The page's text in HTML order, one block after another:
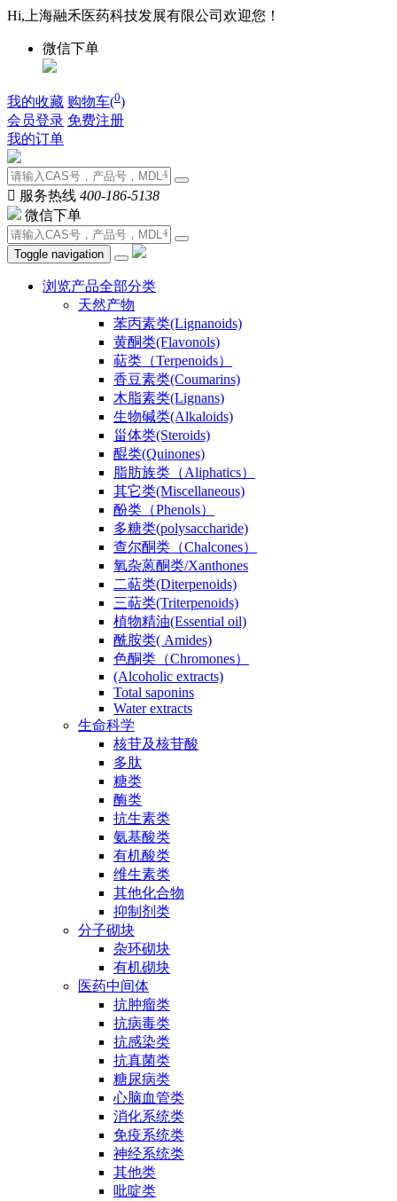
Hi,上海融禾医药科技发展有限公司欢迎您！
微信下单
我的收藏 购物车(0)
会员登录 免费注册
我的订单
 服务热线 400-186-5138
微信下单
Toggle navigation
浏览产品全部分类
天然产物
苯丙素类(Lignanoids)
黄酮类(Flavonols)
萜类（Terpenoids）
香豆素类(Coumarins)
木脂素类(Lignans)
生物碱类(Alkaloids)
甾体类(Steroids)
醌类(Quinones)
脂肪族类（Aliphatics）
其它类(Miscellaneous)
酚类（Phenols）
多糖类(polysaccharide)
查尔酮类（Chalcones）
氧杂蒽酮类/Xanthones
二萜类(Diterpenoids)
三萜类(Triterpenoids)
植物精油(Essential oil)
酰胺类( Amides)
色酮类（Chromones）
(Alcoholic extracts)
Total saponins
Water extracts
生命科学
核苷及核苷酸
多肽
糖类
酶类
抗生素类
氨基酸类
有机酸类
维生素类
其他化合物
抑制剂类
分子砌块
杂环砌块
有机砌块
医药中间体
抗肿瘤类
抗病毒类
抗感染类
抗真菌类
糖尿病类
心脑血管类
消化系统类
免疫系统类
神经系统类
其他类
吡啶类